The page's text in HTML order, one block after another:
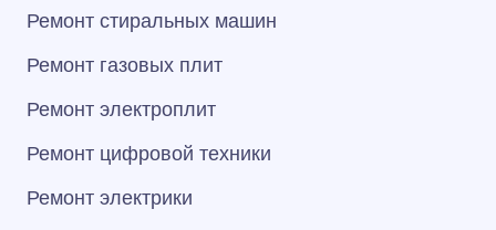
Ремонт стиральных машин
Ремонт газовых плит
Ремонт электроплит
Ремонт цифровой техники
Ремонт электрики